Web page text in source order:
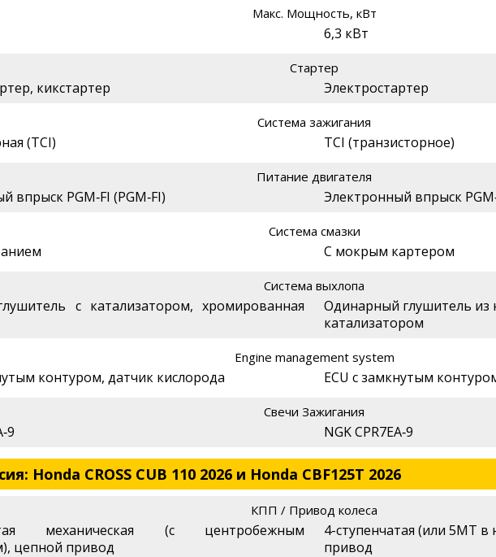
Макс. Мощность, кВт
6,3 кВт
Стартер
кикстартер Электростартер
Система зажигания
(TCI) TCI (транзисторное)
Питание двигателя
впрыск PGM‑FI (PGM‑FI) Электронный впрыск
Система смазки
С мокрым картером
Система выхлопа
с катализатором, хромированная
Одинарный глушитель
катализатором
Engine management system
контуром, датчик кислорода ECU с замкнутым
Свечи Зажигания
NGK CPR7EA‑9
Honda CROSS CUB 110 2026 и Honda CBF125T 2026
КПП / Привод колеса
механическая (с центробежным
цепной привод
4-ступенчатая (или 5MT
привод